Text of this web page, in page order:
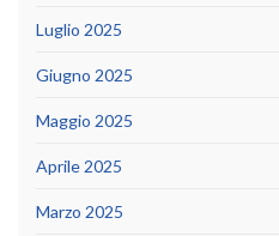
Luglio 2025
Giugno 2025
Maggio 2025
Aprile 2025
Marzo 2025